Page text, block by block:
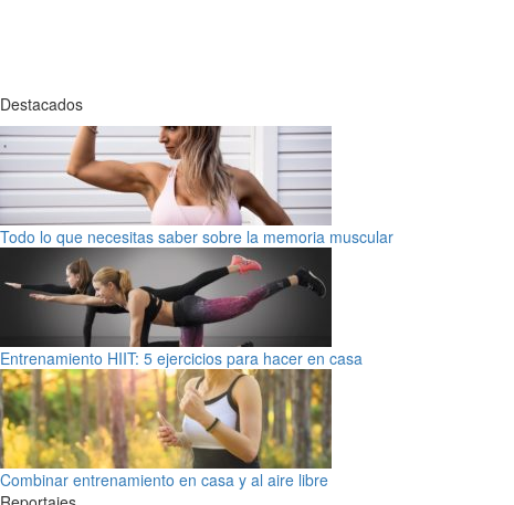
Destacados
Todo lo que necesitas saber sobre la memoria muscular
Entrenamiento HIIT: 5 ejercicios para hacer en casa
Combinar entrenamiento en casa y al aire libre